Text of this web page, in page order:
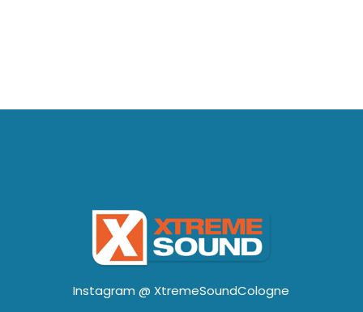
Instagram @ XtremeSoundCologne